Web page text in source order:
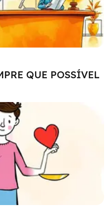
QUE POSSÍVEL